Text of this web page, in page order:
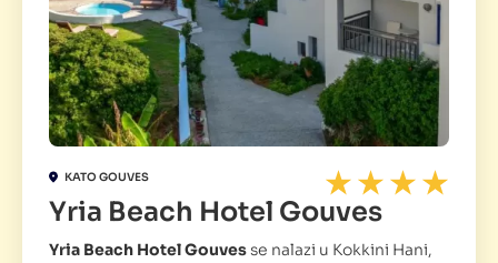
KATO GOUVES
Yria Beach Hotel Gouves
Yria Beach Hotel Gouvesse nalazi u Kokkini Hani,